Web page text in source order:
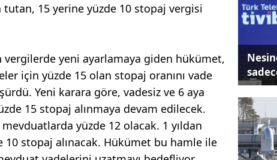
tutan, 15 yerine yüzde 10 stopaj vergisi
yeni ayarlamaya giden hükümet,
için yüzde 15 olan stopaj oranını vade
Yeni karara göre, vadesiz ve 6 aya
15 stopaj alınmaya devam edilecek.
yüzde 12 olacak. 1 yıldan
10 stopaj alınacak. Hükümet bu hamle ile